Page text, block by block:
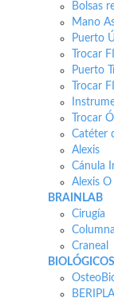
Bolsas
Mano
Puerto
Trocar
Puerto
Trocar
Trocar
Catéter
Alexis
Cánula
Alexis O
BRAINLAB
Cirugía
Columna
Craneal
BIOLÓGICOS